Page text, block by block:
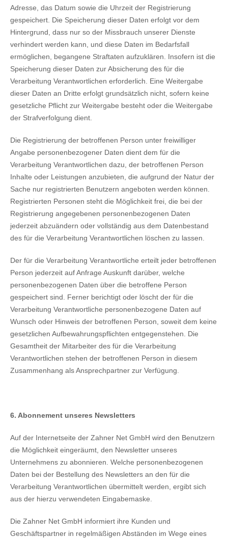
Adresse, das Datum sowie die Uhrzeit der Registrierung
gespeichert. Die Speicherung dieser Daten erfolgt vor dem
Hintergrund, dass nur so der Missbrauch unserer Dienste
verhindert werden kann, und diese Daten im Bedarfsfall
ermöglichen, begangene Straftaten aufzuklären. Insofern ist die
Speicherung dieser Daten zur Absicherung des für die
Verarbeitung Verantwortlichen erforderlich. Eine Weitergabe
dieser Daten an Dritte erfolgt grundsätzlich nicht, sofern keine
gesetzliche Pflicht zur Weitergabe besteht oder die Weitergabe
der Strafverfolgung dient.
Die Registrierung der betroffenen Person unter freiwilliger
Angabe personenbezogener Daten dient dem für die
Verarbeitung Verantwortlichen dazu, der betroffenen Person
Inhalte oder Leistungen anzubieten, die aufgrund der Natur der
Sache nur registrierten Benutzern angeboten werden können.
Registrierten Personen steht die Möglichkeit frei, die bei der
Registrierung angegebenen personenbezogenen Daten
jederzeit abzuändern oder vollständig aus dem Datenbestand
des für die Verarbeitung Verantwortlichen löschen zu lassen.
Der für die Verarbeitung Verantwortliche erteilt jeder betroffenen
Person jederzeit auf Anfrage Auskunft darüber, welche
personenbezogenen Daten über die betroffene Person
gespeichert sind. Ferner berichtigt oder löscht der für die
Verarbeitung Verantwortliche personenbezogene Daten auf
Wunsch oder Hinweis der betroffenen Person, soweit dem keine
gesetzlichen Aufbewahrungspflichten entgegenstehen. Die
Gesamtheit der Mitarbeiter des für die Verarbeitung
Verantwortlichen stehen der betroffenen Person in diesem
Zusammenhang als Ansprechpartner zur Verfügung.
6. Abonnement unseres Newsletters
Auf der Internetseite der Zahner Net GmbH wird den Benutzern
die Möglichkeit eingeräumt, den Newsletter unseres
Unternehmens zu abonnieren. Welche personenbezogenen
Daten bei der Bestellung des Newsletters an den für die
Verarbeitung Verantwortlichen übermittelt werden, ergibt sich
aus der hierzu verwendeten Eingabemaske.
Die Zahner Net GmbH informiert ihre Kunden und
Geschäftspartner in regelmäßigen Abständen im Wege eines